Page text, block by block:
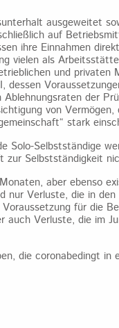
ausgeweitet
auf
ihre Einnahmen
vielen als
und privaten
dessen
der
von
stark
Selbstständige
Selbstständigkeit
aber ebenso
nur Verluste, die in
für die
Verluste, die im
die coronabedingt in